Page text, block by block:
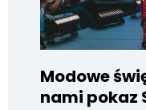
Modowe
nami pokaz